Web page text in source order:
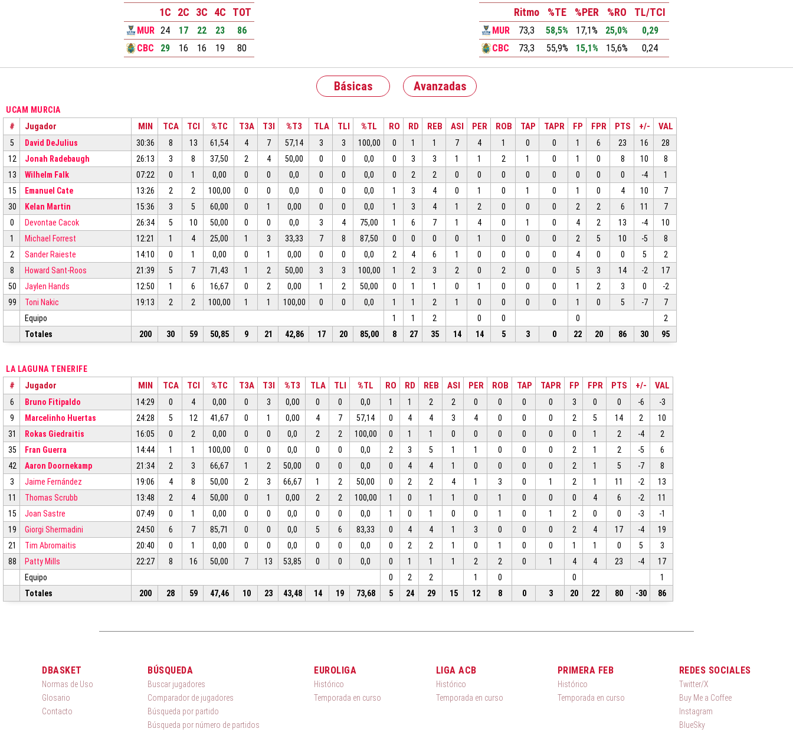
1C
2C 3C 4C TOT
MUR 24 17 22 23
86
CBC
29 16 16 19 80
Ritmo
%TE %PER %RO TL/TCI
MUR 73,3 58,5% 17,1% 25,0%
0,29
CBC
73,3 55,9% 15,1% 15,6% 0,24
Básicas Avanzadas
UCAM MURCIA
# Jugador MIN TCA TCI %TC T3A T3I %T3 TLA TLI %TL RO RD REB ASI PER ROB TAP TAPR FP FPR PTS +/- VAL
5 David DeJulius 30:36 8 13 61,54 4 7 57,14 3 3 100,00 0 1 1 7 4 1 0 0 1 6 23 16
28
12
Jonah Radebaugh 26:13 3 8 37,50 2 4 50,00 0 0 0,0 0 3 3 1 1 2 1 0 1 0 8 10
8
13
Wilhelm Falk 07:22 0 1 0,00 0 0 0,0 0 0 0,0 0 2 2 0 0 0 0 0 0 0 0 -4
1
15
Emanuel Cate 13:26 2 2 100,00 0 0 0,0 0 0 0,0 1 3 4 0 1 0 1 0 1 0 4 10
7
30
Kelan Martin 15:36 3 5 60,00 0 1 0,00 0 0 0,0 1 3 4 1 2 0 0 0 2 2 6 11
7
0
Devontae Cacok 26:34 5 10 50,00 0 0 0,0 3 4 75,00 1 6 7 1 4 0 1 0 4 2 13 -4
10
1
Michael Forrest 12:21 1 4 25,00 1 3 33,33 7 8 87,50 0 0 0 0 1 0 0 0 2 5 10 -5
8
2
Sander Raieste 14:10 0 1 0,00 0 1 0,00 0 0 0,0 2 4 6 1 0 0 0 0 4 0 0 5
2
8
Howard Sant-Roos 21:39 5 7 71,43 1 2 50,00 3 3 100,00 1 2 3 2 0 2 0 0 5 3 14 -2
17
50
Jaylen Hands 12:50 1 6 16,67 0 2 0,00 1 2 50,00 0 1 1 0 1 0 0 0 1 2 3 0
-2
99
Toni Nakic 19:13 2 2 100,00 1 1 100,00 0 0 0,0 1 1 2 1 0 0 0 0 1 0 5 -7
7
Equipo
1 1 2 0 0 0
2
Totales
200 30 59 50,85 9 21 42,86 17 20 85,00 8 27 35 14 14 5 3 0 22 20 86 30 95
LA LAGUNA TENERIFE
# Jugador MIN TCA TCI %TC T3A T3I %T3 TLA TLI %TL RO RD REB ASI PER ROB TAP TAPR FP FPR PTS +/- VAL
6 Bruno Fitipaldo 14:29 0 4 0,00 0 3 0,00 0 0 0,0 1 1 2 2 0 0 0 0 3 0 0 -6
-3
9
Marcelinho Huertas 24:28 5 12 41,67 0 1 0,00 4 7 57,14 0 4 4 3 4 0 0 0 2 5 14 2
10
31
Rokas Giedraitis 16:05 0 2 0,00 0 0 0,0 2 2 100,00 0 1 1 0 0 0 0 0 0 1 2 -4
2
35
Fran Guerra 14:44 1 1 100,00 0 0 0,0 0 0 0,0 2 3 5 1 1 0 0 0 2 1 2 -5
6
42
Aaron Doornekamp 21:34 2 3 66,67 1 2 50,00 0 0 0,0 0 4 4 1 0 0 0 0 2 1 5 -7
8
3
Jaime Fernández 19:06 4 8 50,00 2 3 66,67 1 2 50,00 0 2 2 4 1 3 0 1 2 1 11 -2
13
11
Thomas Scrubb 13:48 2 4 50,00 0 1 0,00 2 2 100,00 1 0 1 1 0 1 0 0 0 4 6 -2
11
15
Joan Sastre 07:49 0 1 0,00 0 0 0,0 0 0 0,0 1 0 1 0 0 1 0 1 2 0 0 -3
-1
19
Giorgi Shermadini 24:50 6 7 85,71 0 0 0,0 5 6 83,33 0 4 4 1 3 0 0 0 2 4 17 -4
19
21
Tim Abromaitis 20:40 0 1 0,00 0 0 0,0 0 0 0,0 0 2 2 1 0 1 0 0 1 1 0 5
3
88
Patty Mills 22:27 8 16 50,00 7 13 53,85 0 0 0,0 0 1 1 1 2 2 0 1 4 4 23 -4
17
Equipo
0 2 2 1 0 0
1
Totales
200 28 59 47,46 10 23 43,48 14 19 73,68 5 24 29 15 12 8 0 3 20 22 80 -30 86
DBASKET
Normas de Uso
Glosario
Contacto
BÚSQUEDA
Buscar jugadores
Comparador de jugadores
Búsqueda por partido
Búsqueda por número de partidos
EUROLIGA
Histórico
Temporada en curso
LIGA ACB
Histórico
Temporada en curso
PRIMERA FEB
Histórico
Temporada en curso
REDES SOCIALES
Twitter/X
Buy Me a Coffee
Instagram
BlueSky